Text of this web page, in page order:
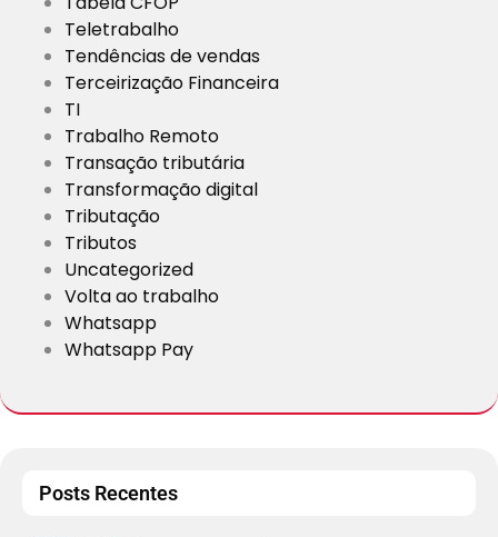
Teletrabalho
Tendências de vendas
Terceirização Financeira
TI
Trabalho Remoto
Transação tributária
Transformação digital
Tributação
Tributos
Uncategorized
Volta ao trabalho
Whatsapp
Whatsapp Pay
Posts Recentes